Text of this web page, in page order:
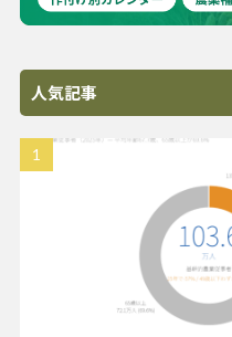
人気記事